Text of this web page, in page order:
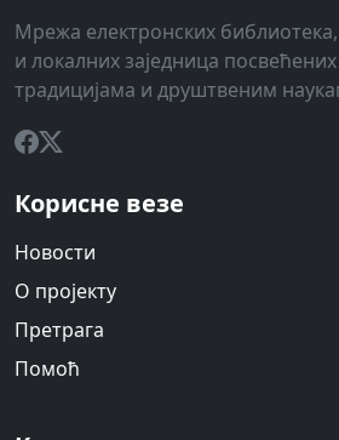
Мрежа електронских
и локалних заједница
традицијама и друштвеним
Корисне везе
Новости
О пројекту
Претрага
Помоћ